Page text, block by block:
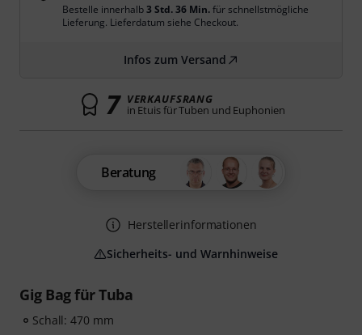
Gig Bag für Tuba
Schall: 470 mm
Bestelle innerhalb3 Std. 36 Min.für schnellstmögliche
Lieferung. Lieferdatum siehe Checkout.
Infos zum Versand
7 VERKAUFSRANG
in Etuis für Tuben und Euphonien
Beratung
Herstellerinformationen
Sicherheits- und Warnhinweise